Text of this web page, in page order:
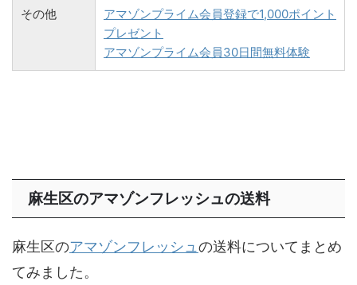
その他
アマゾンプライム会員登録で1,000ポイント
プレゼント
アマゾンプライム会員30日間無料体験
麻生区のアマゾンフレッシュの送料
麻生区のアマゾンフレッシュ の送料についてまとめ
てみました。